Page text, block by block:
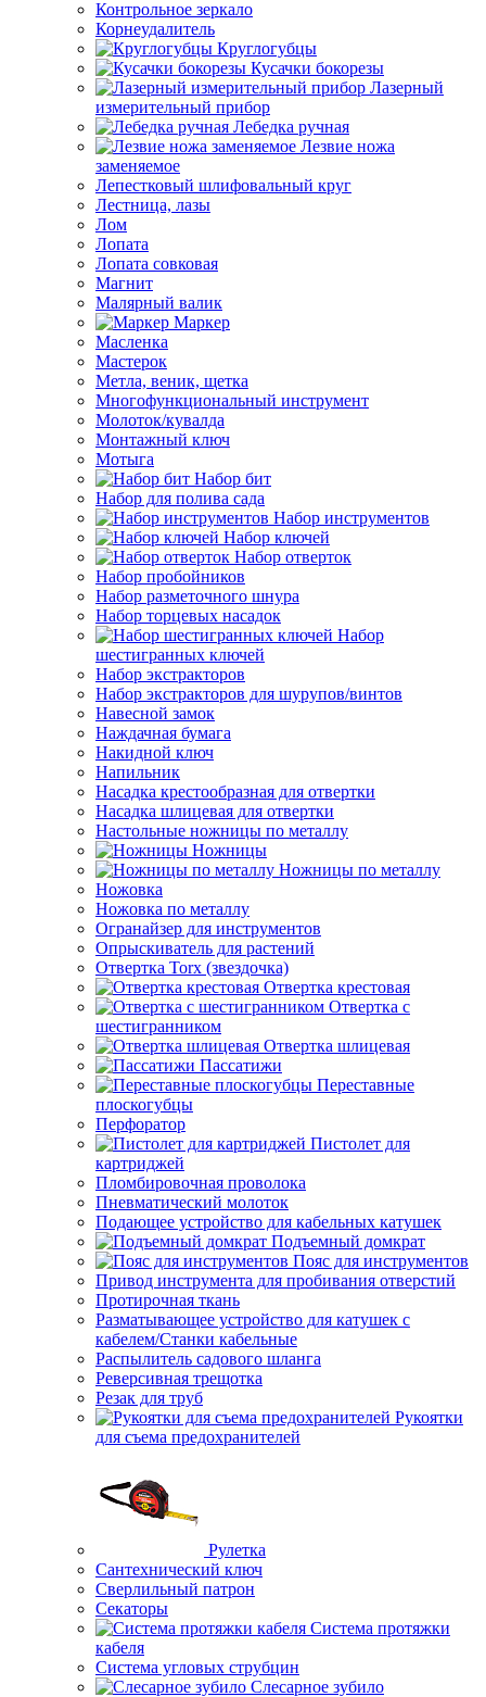
Контрольное зеркало
Корнеудалитель
Круглогубцы
Кусачки бокорезы
Лазерный
измерительный прибор
Лебедка ручная
Лезвие ножа
заменяемое
Лепестковый шлифовальный круг
Лестница, лазы
Лом
Лопата
Лопата совковая
Магнит
Малярный валик
Маркер
Масленка
Мастерок
Метла, веник, щетка
Многофункциональный инструмент
Молоток/кувалда
Монтажный ключ
Мотыга
Набор бит
Набор для полива сада
Набор инструментов
Набор ключей
Набор отверток
Набор пробойников
Набор разметочного шнура
Набор торцевых насадок
Набор
шестигранных ключей
Набор экстракторов
Набор экстракторов для шурупов/винтов
Навесной замок
Наждачная бумага
Накидной ключ
Напильник
Насадка крестообразная для отвертки
Насадка шлицевая для отвертки
Настольные ножницы по металлу
Ножницы
Ножницы по металлу
Ножовка
Ножовка по металлу
Огранайзер для инструментов
Опрыскиватель для растений
Отвертка Torx (звездочка)
Отвертка крестовая
Отвертка с
шестигранником
Отвертка шлицевая
Пассатижи
Переставные
плоскогубцы
Перфоратор
Пистолет для
картриджей
Пломбировочная проволока
Пневматический молоток
Подающее устройство для кабельных катушек
Подъемный домкрат
Пояс для инструментов
Привод инструмента для пробивания отверстий
Протирочная ткань
Разматывающее устройство для катушек с
кабелем/Станки кабельные
Распылитель садового шланга
Реверсивная трещотка
Резак для труб
Рукоятки
для съема предохранителей
Рулетка
Сантехнический ключ
Сверлильный патрон
Секаторы
Система протяжки
кабеля
Система угловых струбцин
Слесарное зубило